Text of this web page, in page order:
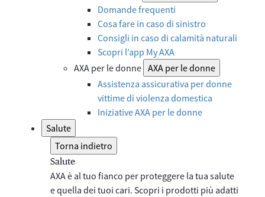
Domande frequenti
Cosa fare in caso di sinistro
Consigli in caso di calamità naturali
Scopri l’app My AXA
AXA per le donne AXA per le donne
Assistenza assicurativa per donne
vittime di violenza domestica
Iniziative AXA per le donne
Salute
Torna indietro
Salute
AXA è al tuo fianco per proteggere la tua salute
e quella dei tuoi cari. Scopri i prodotti più adatti